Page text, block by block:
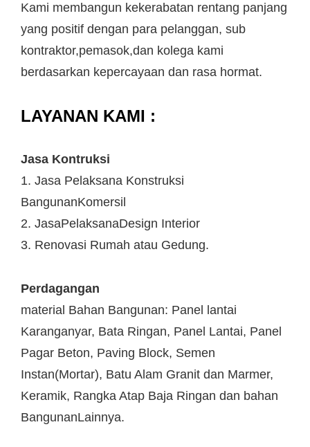
Kami membangun kekerabatan rentang panjang
yang positif dengan para pelanggan, sub
kontraktor,pemasok,dan kolega kami
berdasarkan kepercayaan dan rasa hormat.
LAYANAN KAMI :
Jasa Kontruksi
1. Jasa Pelaksana Konstruksi
BangunanKomersil
2. JasaPelaksanaDesign Interior
3. Renovasi Rumah atau Gedung.
Perdagangan
material Bahan Bangunan: Panel lantai
Karanganyar, Bata Ringan, Panel Lantai, Panel
Pagar Beton, Paving Block, Semen
Instan(Mortar), Batu Alam Granit dan Marmer,
Keramik, Rangka Atap Baja Ringan dan bahan
BangunanLainnya.